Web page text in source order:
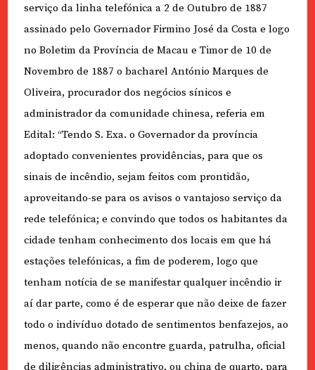
serviço da linha telefónica a 2 de Outubro de 1887
assinado pelo Governador Firmino José da Costa e logo
no Boletim da Província de Macau e Timor de 10 de
Novembro de 1887 o bacharel António Marques de
Oliveira, procurador dos negócios sínicos e
administrador da comunidade chinesa, referia em
Edital: “Tendo S. Exa. o Governador da província
adoptado convenientes providências, para que os
sinais de incêndio, sejam feitos com prontidão,
aproveitando-se para os avisos o vantajoso serviço da
rede telefónica; e convindo que todos os habitantes da
cidade tenham conhecimento dos locais em que há
estações telefónicas, a fim de poderem, logo que
tenham notícia de se manifestar qualquer incêndio ir
aí dar parte, como é de esperar que não deixe de fazer
todo o indivíduo dotado de sentimentos benfazejos, ao
menos, quando não encontre guarda, patrulha, oficial
de diligências administrativo, ou china de quarto, para